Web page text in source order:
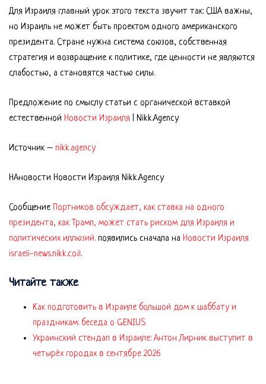
Для Израиля главный урок этого текста звучит так: США важны,
но Израиль не может быть проектом одного американского
президента. Стране нужна система союзов, собственная
стратегия и возвращение к политике, где ценности не являются
слабостью, а становятся частью силы.
Предложение по смыслу статьи с органической вставкой
естественной Новости Израиля | Nikk.Agency
Источник – nikk.agency
НАновости Новости Израиля Nikk.Agency
СообщениеПортников обсуждает, как ставка на одного
президента, как Трамп, может стать риском для Израиля и
политических иллюзий. появились сначала на Новости Израиля
israeli-news.nikk.co.il.
Читайте также
Как подготовить в Израиле большой дом к шаббату и
праздникам: беседа о GENIUS
Украинский стендап в Израиле: Антон Лирник выступит в
четырёх городах в сентябре 2026